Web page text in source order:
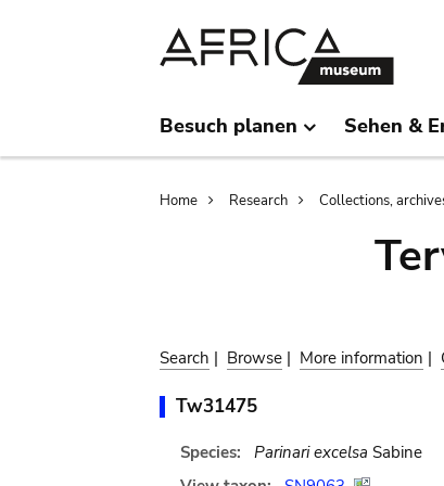
Besuch planen Sehen &
Breadcrumb
Home Research Collections,
Search | Browse | More information |
Tw31475
Species: Parinari excelsa Sabine